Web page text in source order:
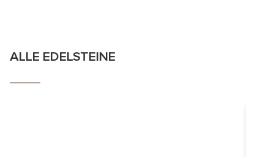
ALLE EDELSTEINE